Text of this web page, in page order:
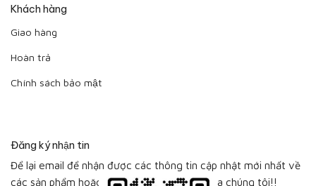
Khách hàng
Giao hàng
Hoàn trả
Chính sách bảo mật
Đăng ký nhận tin
Để lại email để nhận được các thông tin cập nhật mới nhất về
các sản phẩm hoặc bộ sưu tập sản phẩm của chúng tôi!!